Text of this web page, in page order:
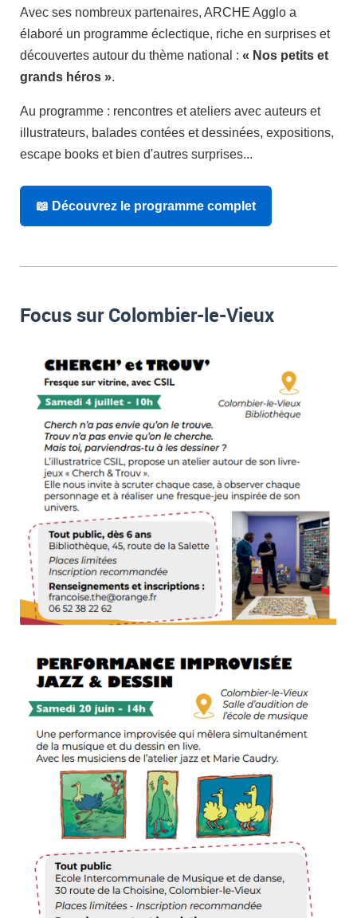
Avec ses nombreux partenaires, ARCHE Agglo a
élaboré un programme éclectique, riche en surprises et
découvertes autour du thème national : « Nos petits et
grands héros ».
Au programme : rencontres et ateliers avec auteurs et
illustrateurs, balades contées et dessinées, expositions,
escape books et bien d'autres surprises...
📖 Découvrez le programme complet
Focus sur Colombier-le-Vieux